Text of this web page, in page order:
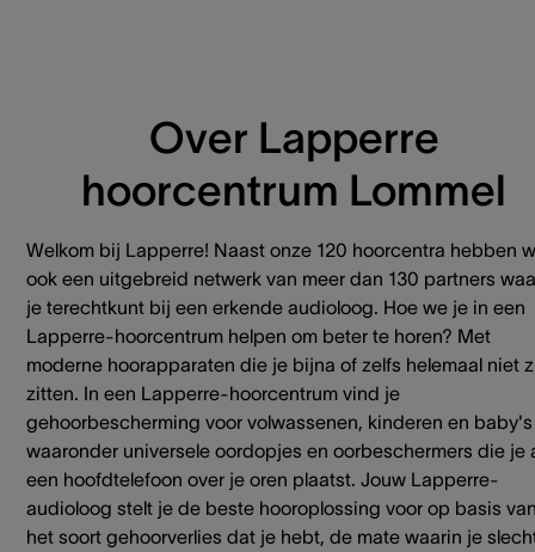
Over Lapperre
hoorcentrum Lommel
Welkom bij Lapperre! Naast onze 120 hoorcentra hebben
ook een uitgebreid netwerk van meer dan 130 partners
je terechtkunt bij een erkende audioloog. Hoe we je in een
Lapperre-hoorcentrum helpen om beter te horen? Met
moderne hoorapparaten die je bijna of zelfs helemaal niet
zitten. In een Lapperre-hoorcentrum vind je
gehoorbescherming voor volwassenen, kinderen en baby's
waaronder universele oordopjes en oorbeschermers die je
een hoofdtelefoon over je oren plaatst. Jouw Lapperre-
audioloog stelt je de beste hooroplossing voor op basis
het soort gehoorverlies dat je hebt, de mate waarin je